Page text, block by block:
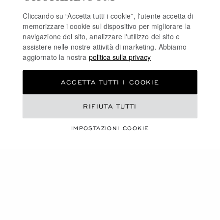
LA MAISON
RIMANI AGGIORNATO
ISCRIVITI ALLA NEWSLETTER
Cliccando su “Accetta tutti i cookie”, l'utente accetta di
memorizzare i cookie sul dispositivo per migliorare la
navigazione del sito, analizzare l'utilizzo del sito e
assistere nelle nostre attività di marketing. Abbiamo
aggiornato la nostra politica sulla privacy
IMPOSTAZIONI COOKIE
RIFIUTA TUTTI
ACCETTA TUTTI I COOKIE